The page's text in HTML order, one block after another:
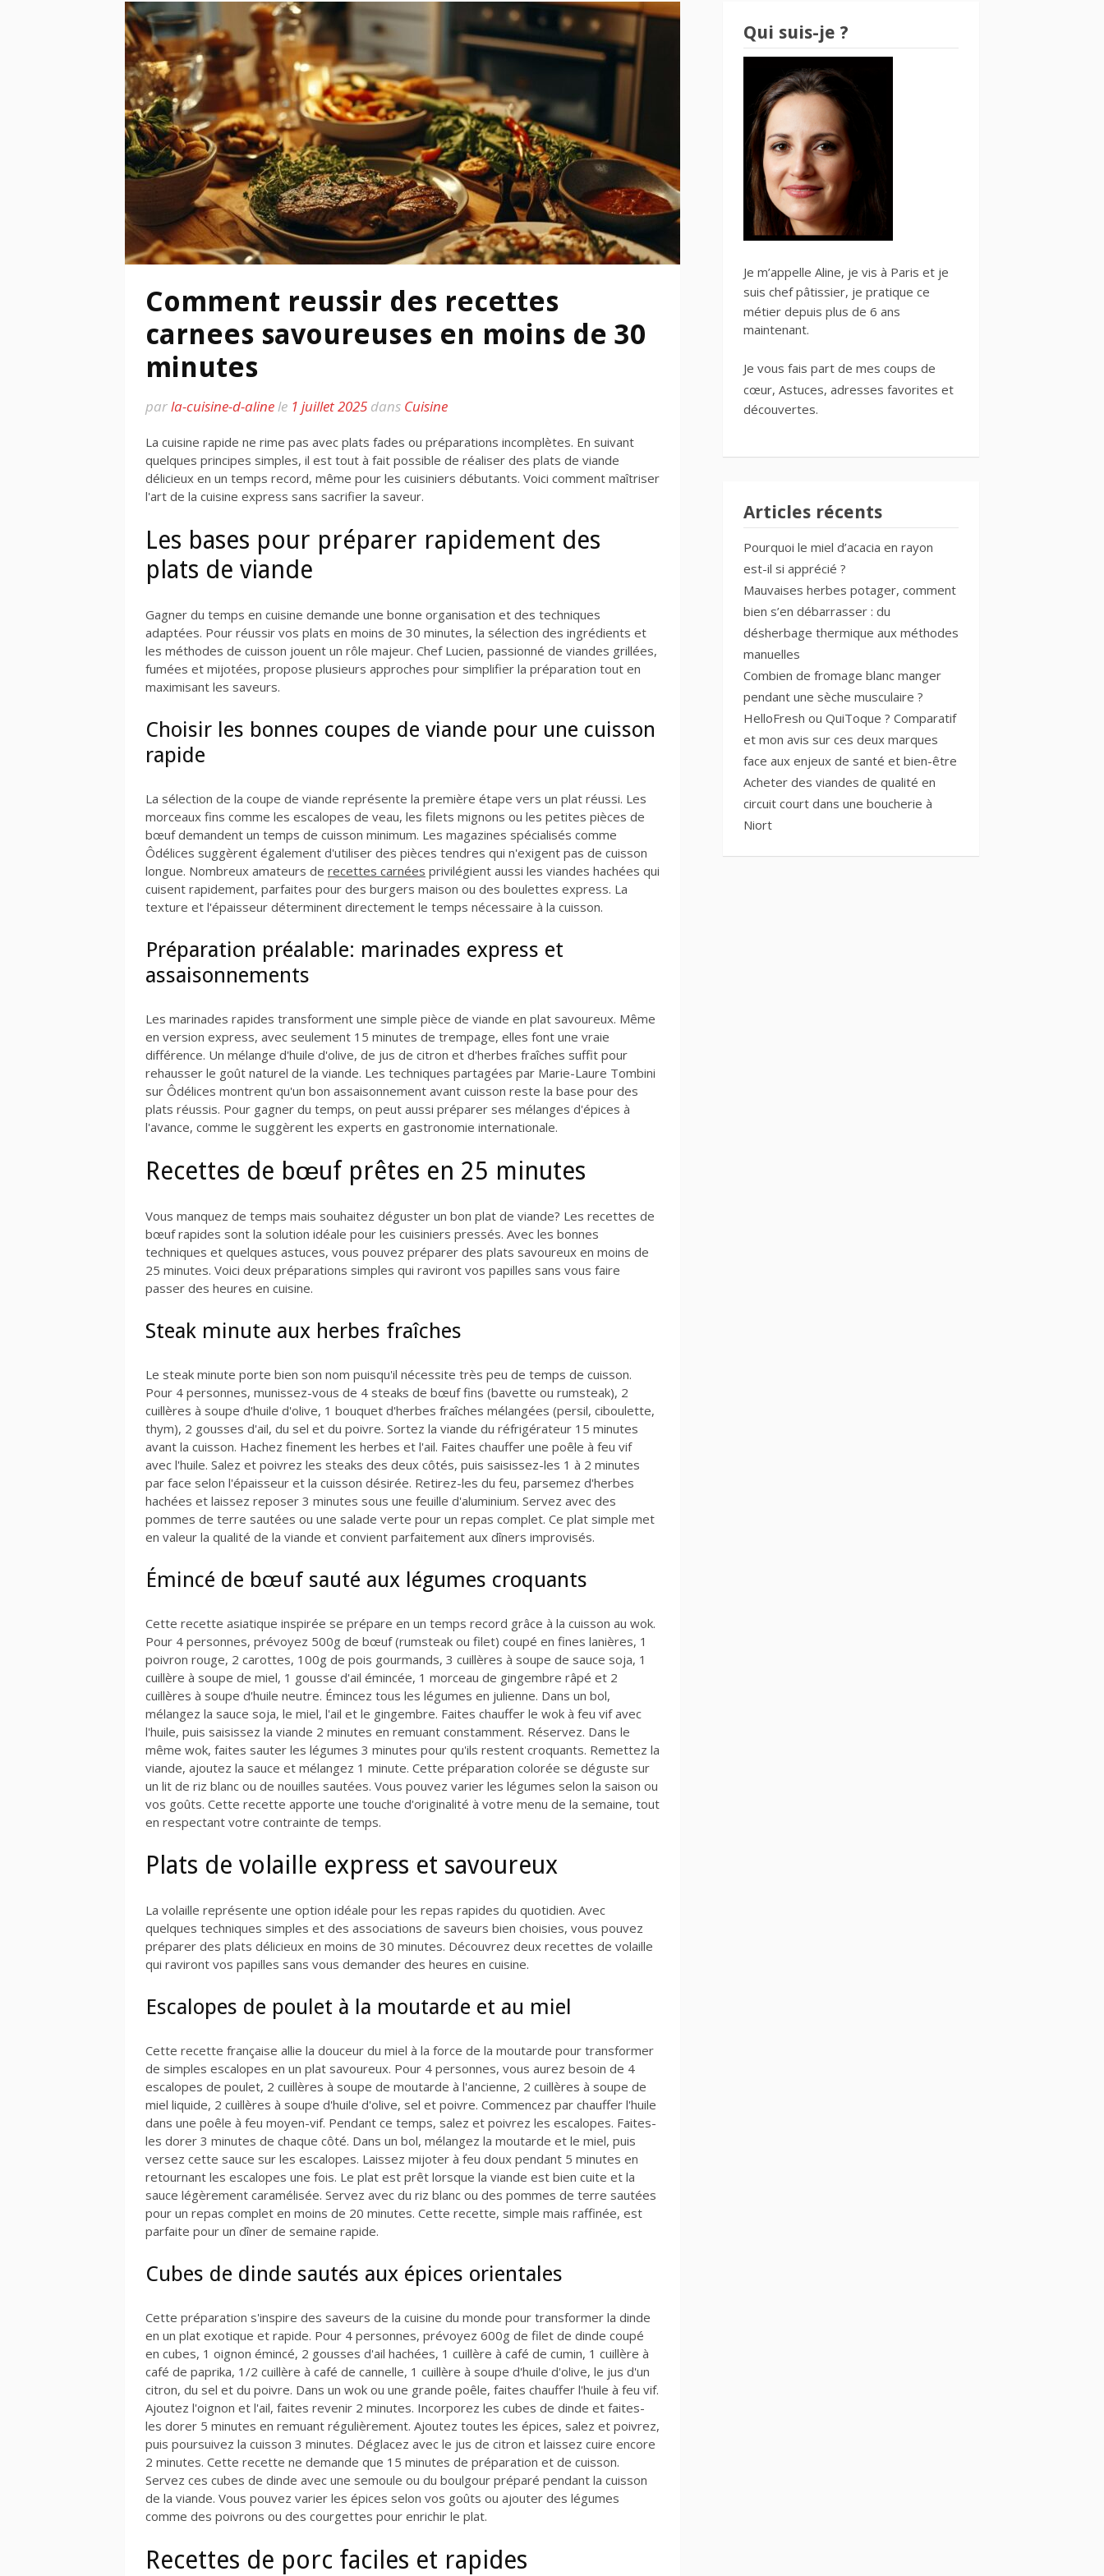
Comment reussir des recettes
carnees savoureuses en moins de 30
minutes
parla-cuisine-d-alinele 1 juillet 2025 dans Cuisine
La cuisine rapide ne rime pas avec plats fades ou préparations incomplètes. En suivant
quelques principes simples, il est tout à fait possible de réaliser des plats de viande
délicieux en un temps record, même pour les cuisiniers débutants. Voici comment maîtriser
l'art de la cuisine express sans sacrifier la saveur.
Les bases pour préparer rapidement des
plats de viande
Gagner du temps en cuisine demande une bonne organisation et des techniques
adaptées. Pour réussir vos plats en moins de 30 minutes, la sélection des ingrédients et
les méthodes de cuisson jouent un rôle majeur. Chef Lucien, passionné de viandes grillées,
fumées et mijotées, propose plusieurs approches pour simplifier la préparation tout en
maximisant les saveurs.
Choisir les bonnes coupes de viande pour une cuisson
rapide
La sélection de la coupe de viande représente la première étape vers un plat réussi. Les
morceaux fins comme les escalopes de veau, les filets mignons ou les petites pièces de
bœuf demandent un temps de cuisson minimum. Les magazines spécialisés comme
Ôdélices suggèrent également d'utiliser des pièces tendres qui n'exigent pas de cuisson
longue. Nombreux amateurs de recettes carnées privilégient aussi les viandes hachées qui
cuisent rapidement, parfaites pour des burgers maison ou des boulettes express. La
texture et l'épaisseur déterminent directement le temps nécessaire à la cuisson.
Préparation préalable: marinades express et
assaisonnements
Les marinades rapides transforment une simple pièce de viande en plat savoureux. Même
en version express, avec seulement 15 minutes de trempage, elles font une vraie
différence. Un mélange d'huile d'olive, de jus de citron et d'herbes fraîches suffit pour
rehausser le goût naturel de la viande. Les techniques partagées par Marie-Laure Tombini
sur Ôdélices montrent qu'un bon assaisonnement avant cuisson reste la base pour des
plats réussis. Pour gagner du temps, on peut aussi préparer ses mélanges d'épices à
l'avance, comme le suggèrent les experts en gastronomie internationale.
Recettes de bœuf prêtes en 25 minutes
Vous manquez de temps mais souhaitez déguster un bon plat de viande? Les recettes de
bœuf rapides sont la solution idéale pour les cuisiniers pressés. Avec les bonnes
techniques et quelques astuces, vous pouvez préparer des plats savoureux en moins de
25 minutes. Voici deux préparations simples qui raviront vos papilles sans vous faire
passer des heures en cuisine.
Steak minute aux herbes fraîches
Le steak minute porte bien son nom puisqu'il nécessite très peu de temps de cuisson.
Pour 4 personnes, munissez-vous de 4 steaks de bœuf fins (bavette ou rumsteak), 2
cuillères à soupe d'huile d'olive, 1 bouquet d'herbes fraîches mélangées (persil, ciboulette,
thym), 2 gousses d'ail, du sel et du poivre. Sortez la viande du réfrigérateur 15 minutes
avant la cuisson. Hachez finement les herbes et l'ail. Faites chauffer une poêle à feu vif
avec l'huile. Salez et poivrez les steaks des deux côtés, puis saisissez-les 1 à 2 minutes
par face selon l'épaisseur et la cuisson désirée. Retirez-les du feu, parsemez d'herbes
hachées et laissez reposer 3 minutes sous une feuille d'aluminium. Servez avec des
pommes de terre sautées ou une salade verte pour un repas complet. Ce plat simple met
en valeur la qualité de la viande et convient parfaitement aux dîners improvisés.
Émincé de bœuf sauté aux légumes croquants
Cette recette asiatique inspirée se prépare en un temps record grâce à la cuisson au wok.
Pour 4 personnes, prévoyez 500g de bœuf (rumsteak ou filet) coupé en fines lanières, 1
poivron rouge, 2 carottes, 100g de pois gourmands, 3 cuillères à soupe de sauce soja, 1
cuillère à soupe de miel, 1 gousse d'ail émincée, 1 morceau de gingembre râpé et 2
cuillères à soupe d'huile neutre. Émincez tous les légumes en julienne. Dans un bol,
mélangez la sauce soja, le miel, l'ail et le gingembre. Faites chauffer le wok à feu vif avec
l'huile, puis saisissez la viande 2 minutes en remuant constamment. Réservez. Dans le
même wok, faites sauter les légumes 3 minutes pour qu'ils restent croquants. Remettez la
viande, ajoutez la sauce et mélangez 1 minute. Cette préparation colorée se déguste sur
un lit de riz blanc ou de nouilles sautées. Vous pouvez varier les légumes selon la saison ou
vos goûts. Cette recette apporte une touche d'originalité à votre menu de la semaine, tout
en respectant votre contrainte de temps.
Plats de volaille express et savoureux
La volaille représente une option idéale pour les repas rapides du quotidien. Avec
quelques techniques simples et des associations de saveurs bien choisies, vous pouvez
préparer des plats délicieux en moins de 30 minutes. Découvrez deux recettes de volaille
qui raviront vos papilles sans vous demander des heures en cuisine.
Escalopes de poulet à la moutarde et au miel
Cette recette française allie la douceur du miel à la force de la moutarde pour transformer
de simples escalopes en un plat savoureux. Pour 4 personnes, vous aurez besoin de 4
escalopes de poulet, 2 cuillères à soupe de moutarde à l'ancienne, 2 cuillères à soupe de
miel liquide, 2 cuillères à soupe d'huile d'olive, sel et poivre. Commencez par chauffer l'huile
dans une poêle à feu moyen-vif. Pendant ce temps, salez et poivrez les escalopes. Faites-
les dorer 3 minutes de chaque côté. Dans un bol, mélangez la moutarde et le miel, puis
versez cette sauce sur les escalopes. Laissez mijoter à feu doux pendant 5 minutes en
retournant les escalopes une fois. Le plat est prêt lorsque la viande est bien cuite et la
sauce légèrement caramélisée. Servez avec du riz blanc ou des pommes de terre sautées
pour un repas complet en moins de 20 minutes. Cette recette, simple mais raffinée, est
parfaite pour un dîner de semaine rapide.
Cubes de dinde sautés aux épices orientales
Cette préparation s'inspire des saveurs de la cuisine du monde pour transformer la dinde
en un plat exotique et rapide. Pour 4 personnes, prévoyez 600g de filet de dinde coupé
en cubes, 1 oignon émincé, 2 gousses d'ail hachées, 1 cuillère à café de cumin, 1 cuillère à
café de paprika, 1/2 cuillère à café de cannelle, 1 cuillère à soupe d'huile d'olive, le jus d'un
citron, du sel et du poivre. Dans un wok ou une grande poêle, faites chauffer l'huile à feu vif.
Ajoutez l'oignon et l'ail, faites revenir 2 minutes. Incorporez les cubes de dinde et faites-
les dorer 5 minutes en remuant régulièrement. Ajoutez toutes les épices, salez et poivrez,
puis poursuivez la cuisson 3 minutes. Déglacez avec le jus de citron et laissez cuire encore
2 minutes. Cette recette ne demande que 15 minutes de préparation et de cuisson.
Servez ces cubes de dinde avec une semoule ou du boulgour préparé pendant la cuisson
de la viande. Vous pouvez varier les épices selon vos goûts ou ajouter des légumes
comme des poivrons ou des courgettes pour enrichir le plat.
Recettes de porc faciles et rapides
Qui suis-je ?
Je m’appelle Aline, je vis à Paris et je
suis chef pâtissier, je pratique ce
métier depuis plus de 6 ans
maintenant.
Je vous fais part de mes coups de
cœur, Astuces, adresses favorites et
découvertes.
Articles récents
Pourquoi le miel d’acacia en rayon
est-il si apprécié ?
Mauvaises herbes potager, comment
bien s’en débarrasser : du
désherbage thermique aux méthodes
manuelles
Combien de fromage blanc manger
pendant une sèche musculaire ?
HelloFresh ou QuiToque ? Comparatif
et mon avis sur ces deux marques
face aux enjeux de santé et bien-être
Acheter des viandes de qualité en
circuit court dans une boucherie à
Niort